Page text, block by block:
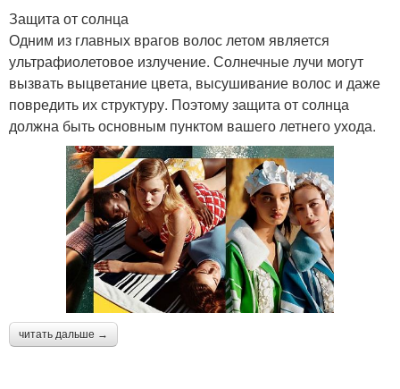
Защита от солнца
Одним из главных врагов волос летом является
ультрафиолетовое излучение. Солнечные лучи могут
вызвать выцветание цвета, высушивание волос и даже
повредить их структуру. Поэтому защита от солнца
должна быть основным пунктом вашего летнего ухода.
читать дальше →